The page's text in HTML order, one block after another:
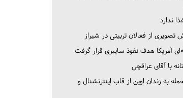
ندارد
تصویری از فعالان تربیتی در شیراز
آمریکا هدف نفوذ سایبری قرار گرفت
با آقای عراقچی
حمله به زندان اوین از قاب اینترنشنال و